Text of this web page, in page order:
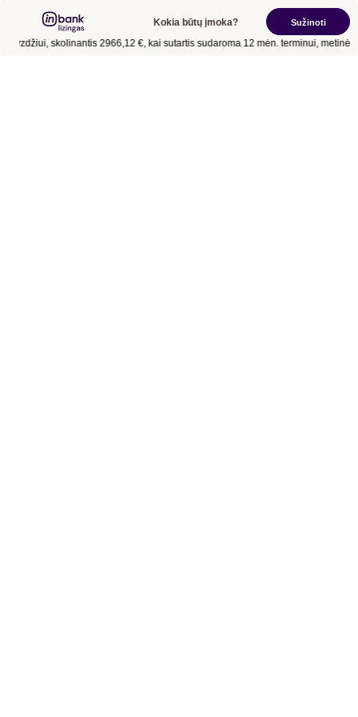
Sužinoti
Kokia būtų įmoka?
skolinantis2966,12 €, kai sutartis sudaroma12 mėn.terminui, metinė